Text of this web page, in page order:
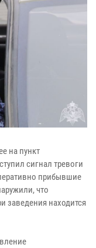
на пункт
сигнал тревоги
прибывшие
что
заведения находится